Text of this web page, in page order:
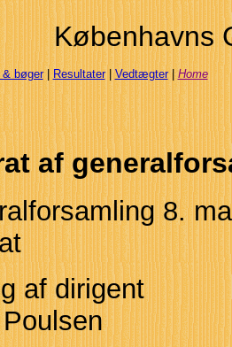
Københavns
bøger| Resultater|Vedtægter|Home
af
8.
af dirigent